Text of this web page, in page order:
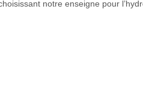
notre enseigne pour